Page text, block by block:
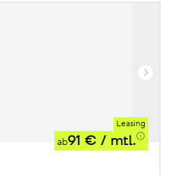
Leasing
ab91 € / mtl.